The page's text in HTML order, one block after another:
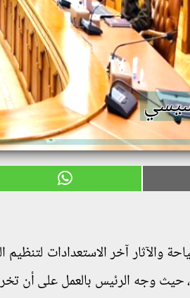
والآثار آخر الاستعدادات
وجه الرئيس بالعمل على أن